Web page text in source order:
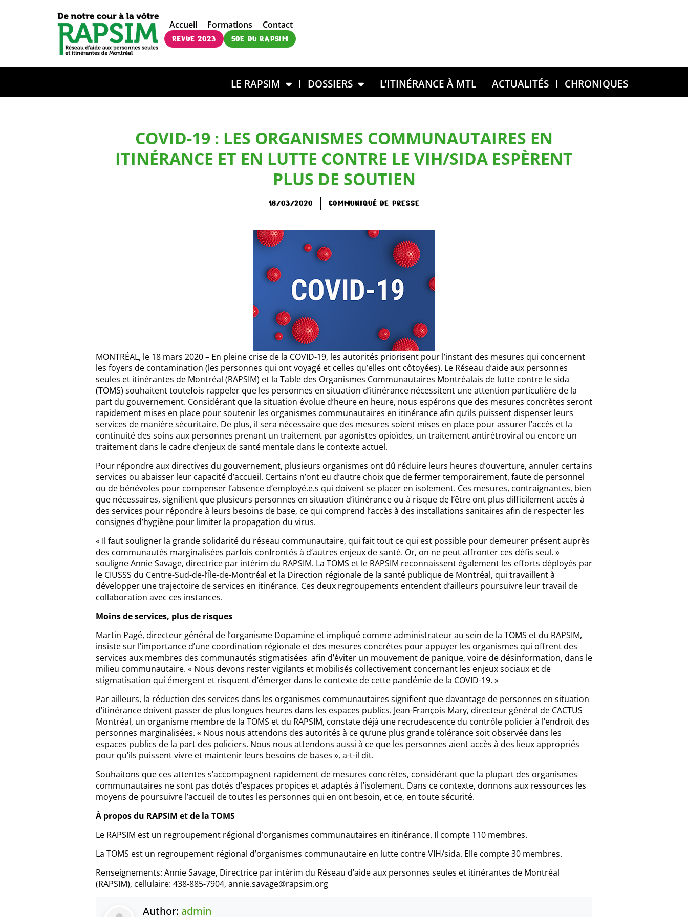
Accueil Formations
Contact
REVUE 2023
50E DU RAPSIM
LE RAPSIM DOSSIERS L’ITINÉRANCE À MTL ACTUALITÉS CHRONIQUES
COVID-19 : LES ORGANISMES COMMUNAUTAIRES EN
ITINÉRANCE ET EN LUTTE CONTRE LE VIH/SIDA ESPÈRENT
PLUS DE SOUTIEN
18/03/2020 COMMUNIQUÉ DE PRESSE
MONTRÉAL, le 18 mars 2020 – En pleine crise de la COVID-19, les autorités priorisent pour l’instant des mesures qui concernent
les foyers de contamination (les personnes qui ont voyagé et celles qu’elles ont côtoyées). Le Réseau d’aide aux personnes
seules et itinérantes de Montréal (RAPSIM) et la Table des Organismes Communautaires Montréalais de lutte contre le sida
(TOMS) souhaitent toutefois rappeler que les personnes en situation d’itinérance nécessitent une attention particulière de la
part du gouvernement. Considérant que la situation évolue d’heure en heure, nous espérons que des mesures concrètes seront
rapidement mises en place pour soutenir les organismes communautaires en itinérance afin qu’ils puissent dispenser leurs
services de manière sécuritaire. De plus, il sera nécessaire que des mesures soient mises en place pour assurer l’accès et la
continuité des soins aux personnes prenant un traitement par agonistes opioïdes, un traitement antirétroviral ou encore un
traitement dans le cadre d’enjeux de santé mentale dans le contexte actuel.
Pour répondre aux directives du gouvernement, plusieurs organismes ont dû réduire leurs heures d’ouverture, annuler certains
services ou abaisser leur capacité d’accueil. Certains n’ont eu d’autre choix que de fermer temporairement, faute de personnel
ou de bénévoles pour compenser l’absence d’employé.e.s qui doivent se placer en isolement. Ces mesures, contraignantes, bien
que nécessaires, signifient que plusieurs personnes en situation d’itinérance ou à risque de l’être ont plus difficilement accès à
des services pour répondre à leurs besoins de base, ce qui comprend l’accès à des installations sanitaires afin de respecter les
consignes d’hygiène pour limiter la propagation du virus.
« Il faut souligner la grande solidarité du réseau communautaire, qui fait tout ce qui est possible pour demeurer présent auprès
des communautés marginalisées parfois confrontés à d’autres enjeux de santé. Or, on ne peut affronter ces défis seul. »
souligne Annie Savage, directrice par intérim du RAPSIM. La TOMS et le RAPSIM reconnaissent également les efforts déployés par
le CIUSSS du Centre-Sud-de-l’Île-de-Montréal et la Direction régionale de la santé publique de Montréal, qui travaillent à
développer une trajectoire de services en itinérance. Ces deux regroupements entendent d’ailleurs poursuivre leur travail de
collaboration avec ces instances.
Moins de services, plus de risques
Martin Pagé, directeur général de l’organisme Dopamine et impliqué comme administrateur au sein de la TOMS et du RAPSIM,
insiste sur l’importance d’une coordination régionale et des mesures concrètes pour appuyer les organismes qui offrent des
services aux membres des communautés stigmatisées afin d’éviter un mouvement de panique, voire de désinformation, dans le
milieu communautaire. « Nous devons rester vigilants et mobilisés collectivement concernant les enjeux sociaux et de
stigmatisation qui émergent et risquent d’émerger dans le contexte de cette pandémie de la COVID-19. »
Par ailleurs, la réduction des services dans les organismes communautaires signifient que davantage de personnes en situation
d’itinérance doivent passer de plus longues heures dans les espaces publics. Jean-François Mary, directeur général de CACTUS
Montréal, un organisme membre de la TOMS et du RAPSIM, constate déjà une recrudescence du contrôle policier à l’endroit des
personnes marginalisées. « Nous nous attendons des autorités à ce qu’une plus grande tolérance soit observée dans les
espaces publics de la part des policiers. Nous nous attendons aussi à ce que les personnes aient accès à des lieux appropriés
pour qu’ils puissent vivre et maintenir leurs besoins de bases », a-t-il dit.
Souhaitons que ces attentes s’accompagnent rapidement de mesures concrètes, considérant que la plupart des organismes
communautaires ne sont pas dotés d’espaces propices et adaptés à l’isolement. Dans ce contexte, donnons aux ressources les
moyens de poursuivre l’accueil de toutes les personnes qui en ont besoin, et ce, en toute sécurité.
À propos du RAPSIM et de la TOMS
Le RAPSIM est un regroupement régional d’organismes communautaires en itinérance. Il compte 110 membres.
La TOMS est un regroupement régional d’organismes communautaire en lutte contre VIH/sida. Elle compte 30 membres.
Renseignements: Annie Savage, Directrice par intérim du Réseau d’aide aux personnes seules et itinérantes de Montréal
(RAPSIM), cellulaire: 438-885-7904, annie.savage@rapsim.org
Author: admin